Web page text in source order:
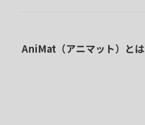
AniMat（アニマット）とは